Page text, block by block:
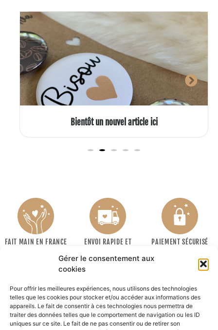
Gérer le consentement aux
cookies
Pour offrir les meilleures expériences, nous utilisons des technologies
telles que les cookies pour stocker et/ou accéder aux informations des
appareils. Le fait de consentir à ces technologies nous permettra de
traiter des données telles que le comportement de navigation ou les ID
uniques sur ce site. Le fait de ne pas consentir ou de retirer son
Bientôt un nouvel article ici
FAIT MAIN EN FRANCE
ENVOI RAPIDE ET
PAIEMENT SÉCURISÉ